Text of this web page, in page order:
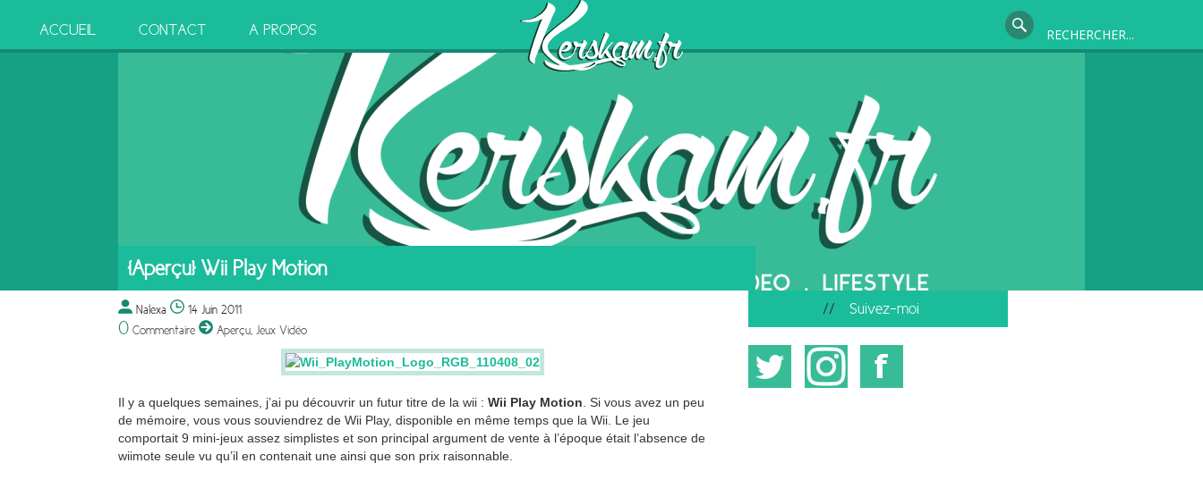
ACCUEIL CONTACT A PROPOS
[Aperçu] Wii Play Motion
Nalexa 14 Juin 2011
0 Commentaire Aperçu Jeux Vidéo
Il y a quelques semaines, j’ai pu découvrir un futur titre de la wii : Wii Play Motion . Si vous avez un peu
de mémoire, vous vous souviendrez de Wii Play, disponible en même temps que la Wii. Le jeu
comportait 9 mini-jeux assez simplistes et son principal argument de vente à l’époque était l’absence de
wiimote seule vu qu’il en contenait une ainsi que son prix raisonnable.
Suivez-moi